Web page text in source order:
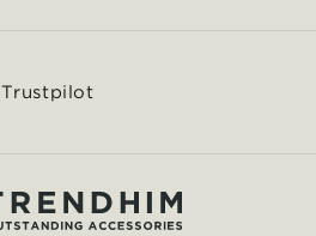
Trustpilot